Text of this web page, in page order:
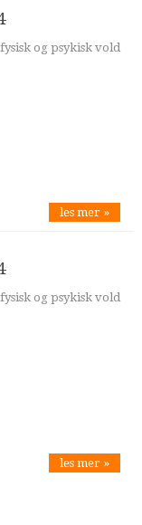
og psykisk vold
les mer »
og psykisk vold
les mer »